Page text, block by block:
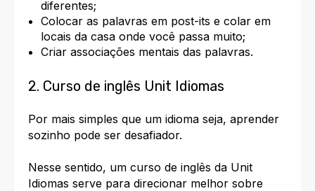
diferentes;
Colocar as palavras em post-its e colar em
locais da casa onde você passa muito;
Criar associações mentais das palavras.
2. Curso de inglês Unit Idiomas
Por mais simples que um idioma seja, aprender
sozinho pode ser desafiador.
Nesse sentido, um curso de inglês da Unit
Idiomas serve para direcionar melhor sobre